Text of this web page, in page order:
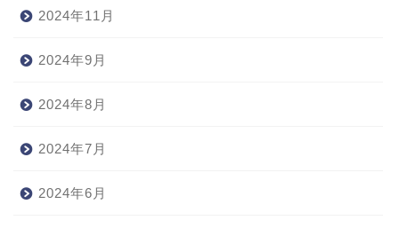
2024年11月
2024年9月
2024年8月
2024年7月
2024年6月